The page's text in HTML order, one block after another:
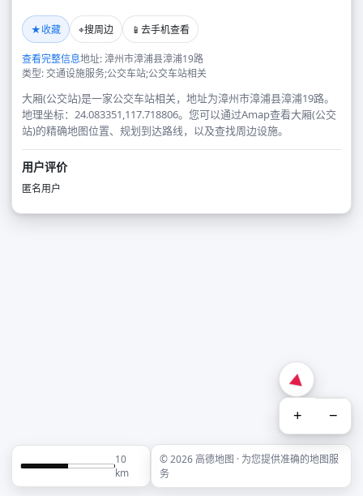
★收藏 ⌖搜周边 📱 去手机查看
查看完整信息地址: 漳州市漳浦县漳浦19路
类型: 交通设施服务;公交车站;公交车站相关
大厢(公交站)是一家公交车站相关，地址为漳州市漳浦县漳浦19路。
地理坐标：24.083351,117.718806。您可以通过Amap查看大厢(公交
站)的精确地图位置、规划到达路线，以及查找周边设施。
用户评价
匿名用户
+ −
10
km
© 2026 高德地图 · 为您提供准确的地图服
务